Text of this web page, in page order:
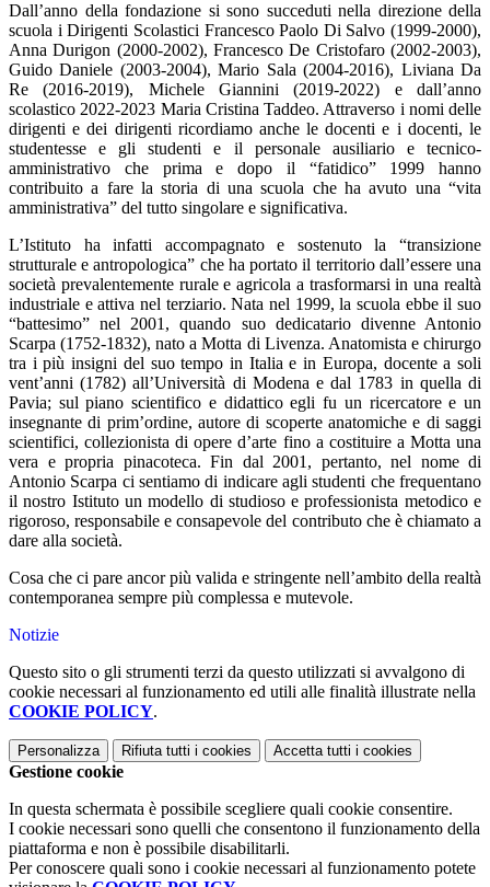
Dall’anno della fondazione si sono succeduti nella direzione della
scuola i Dirigenti Scolastici Francesco Paolo Di Salvo (1999-2000),
Anna Durigon (2000-2002), Francesco De Cristofaro (2002-2003),
Guido Daniele (2003-2004), Mario Sala (2004-2016), Liviana Da
Re (2016-2019), Michele Giannini (2019-2022) e dall’anno
scolastico 2022-2023 Maria Cristina Taddeo. Attraverso i nomi delle
dirigenti e dei dirigenti ricordiamo anche le docenti e i docenti, le
studentesse e gli studenti e il personale ausiliario e tecnico-
amministrativo che prima e dopo il “fatidico” 1999 hanno
contribuito a fare la storia di una scuola che ha avuto una “vita
amministrativa” del tutto singolare e significativa.
L’Istituto ha infatti accompagnato e sostenuto la “transizione
strutturale e antropologica” che ha portato il territorio dall’essere una
società prevalentemente rurale e agricola a trasformarsi in una realtà
industriale e attiva nel terziario. Nata nel 1999, la scuola ebbe il suo
“battesimo” nel 2001, quando suo dedicatario divenne Antonio
Scarpa (1752-1832), nato a Motta di Livenza. Anatomista e chirurgo
tra i più insigni del suo tempo in Italia e in Europa, docente a soli
vent’anni (1782) all’Università di Modena e dal 1783 in quella di
Pavia; sul piano scientifico e didattico egli fu un ricercatore e un
insegnante di prim’ordine, autore di scoperte anatomiche e di saggi
scientifici, collezionista di opere d’arte fino a costituire a Motta una
vera e propria pinacoteca. Fin dal 2001, pertanto, nel nome di
Antonio Scarpa ci sentiamo di indicare agli studenti che frequentano
il nostro Istituto un modello di studioso e professionista metodico e
rigoroso, responsabile e consapevole del contributo che è chiamato a
dare alla società.
Cosa che ci pare ancor più valida e stringente nell’ambito della realtà
contemporanea sempre più complessa e mutevole.
Notizie
Questo sito o gli strumenti terzi da questo utilizzati si avvalgono di
cookie necessari al funzionamento ed utili alle finalità illustrate nella
COOKIE POLICY.
Personalizza Rifiuta tutti i cookies Accetta tutti i cookies
Gestione cookie
In questa schermata è possibile scegliere quali cookie consentire.
I cookie necessari sono quelli che consentono il funzionamento della
piattaforma e non è possibile disabilitarli.
Per conoscere quali sono i cookie necessari al funzionamento potete